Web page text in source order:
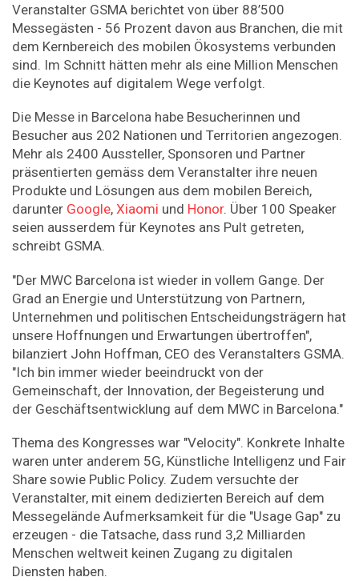
Veranstalter GSMA berichtet von über 88’500
Messegästen - 56 Prozent davon aus Branchen, die mit
dem Kernbereich des mobilen Ökosystems verbunden
sind. Im Schnitt hätten mehr als eine Million Menschen
die Keynotes auf digitalem Wege verfolgt.
Die Messe in Barcelona habe Besucherinnen und
Besucher aus 202 Nationen und Territorien angezogen.
Mehr als 2400 Aussteller, Sponsoren und Partner
präsentierten gemäss dem Veranstalter ihre neuen
Produkte und Lösungen aus dem mobilen Bereich,
darunter Google, Xiaomi und Honor. Über 100 Speaker
seien ausserdem für Keynotes ans Pult getreten,
schreibt GSMA.
"Der MWC Barcelona ist wieder in vollem Gange. Der
Grad an Energie und Unterstützung von Partnern,
Unternehmen und politischen Entscheidungsträgern hat
unsere Hoffnungen und Erwartungen übertroffen",
bilanziert John Hoffman, CEO des Veranstalters GSMA.
"Ich bin immer wieder beeindruckt von der
Gemeinschaft, der Innovation, der Begeisterung und
der Geschäftsentwicklung auf dem MWC in Barcelona."
Thema des Kongresses war "Velocity". Konkrete Inhalte
waren unter anderem 5G, Künstliche Intelligenz und Fair
Share sowie Public Policy. Zudem versuchte der
Veranstalter, mit einem dedizierten Bereich auf dem
Messegelände Aufmerksamkeit für die "Usage Gap" zu
erzeugen - die Tatsache, dass rund 3,2 Milliarden
Menschen weltweit keinen Zugang zu digitalen
Diensten haben.